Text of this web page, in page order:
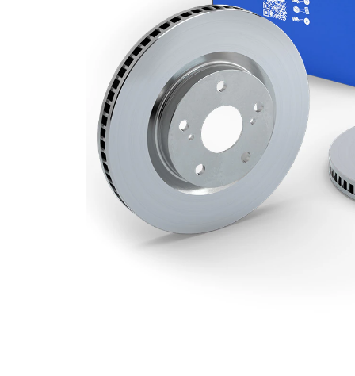
tloušťka
20 mm
počet děr
Vnější
průměr
310 mm
Počet děr
5
Centrovací
průměr
68 mm
Kruhový
vyvrt Ø 2
112 mm
povrch
nátěr